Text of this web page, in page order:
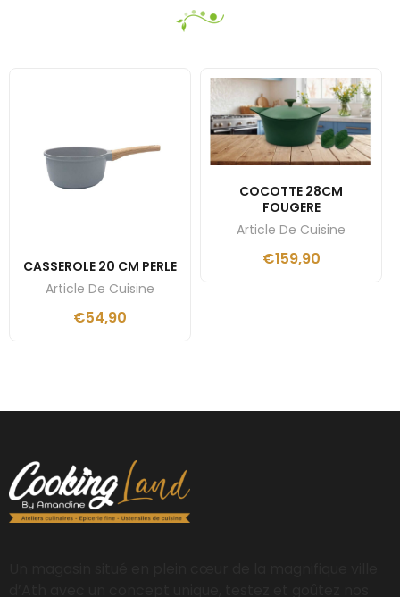
CASSEROLE 20 CM PERLE
Article De Cuisine
€54,90
COCOTTE 28CM
FOUGERE
Article De Cuisine
€159,90